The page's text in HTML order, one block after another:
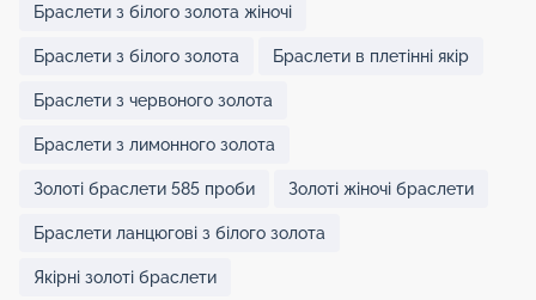
Браслети з білого золота жіночі
Браслети з білого золота Браслети в плетінні якір
Браслети з червоного золота
Браслети з лимонного золота
Золоті браслети 585 проби Золоті жіночі браслети
Браслети ланцюгові з білого золота
Якірні золоті браслети